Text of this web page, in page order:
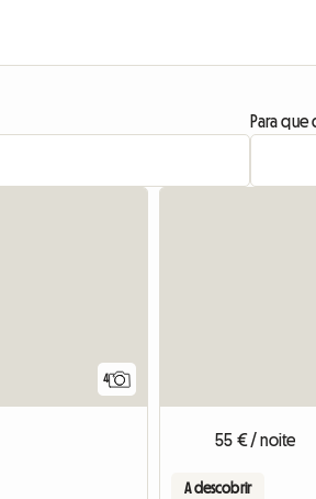
Para que
4
55 € / noite
A descobrir